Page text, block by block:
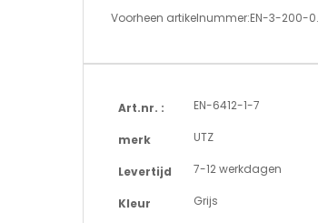
Voorheen artikelnummer:EN-3-200-0.
informatie
Art.nr. : EN-6412-1-7
merk UTZ
Levertijd 7-12 werkdagen
Kleur Grijs